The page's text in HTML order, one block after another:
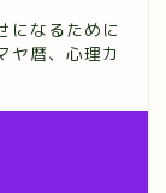
になるために
ヤ暦、心理カ